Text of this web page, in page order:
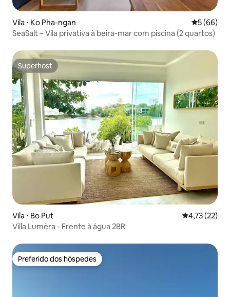
Vila ⋅ Ko Pha-ngan 5 de uma
5 (66)
SeaSalt – Vila privativa à beira-mar com piscina (2 quartos)
Superhost
Superhost
Vila ⋅ Bo Put 4,73 de uma
4,73 (22)
Villa Lumèra - Frente à água 2BR
Preferido dos hóspedes
Preferido dos hóspedes